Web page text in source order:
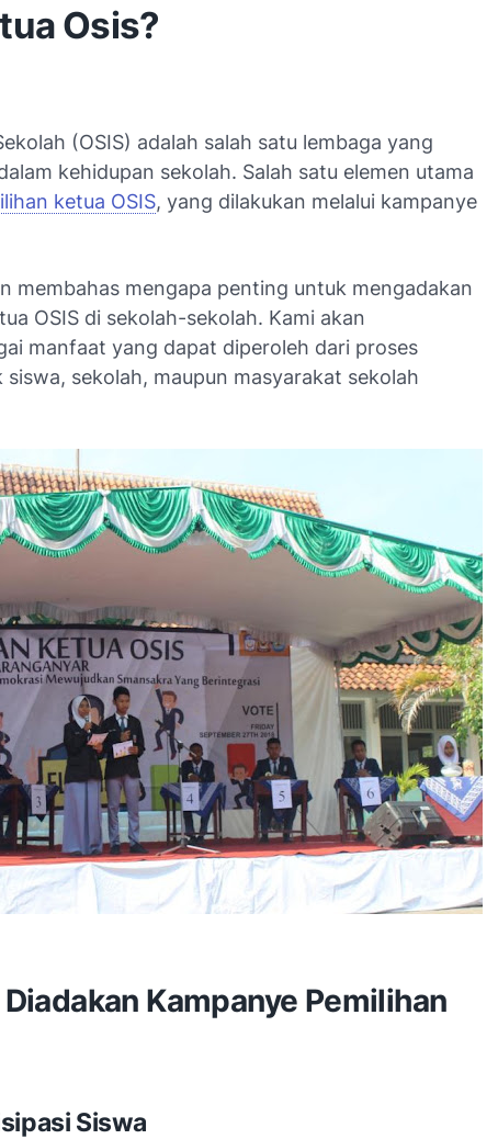
Osis?
(OSIS) adalah salah satu lembaga yang
kehidupan sekolah. Salah satu elemen utama
ketua OSIS, yang dilakukan melalui kampanye
membahas mengapa penting untuk mengadakan
OSIS di sekolah-sekolah. Kami akan
manfaat yang dapat diperoleh dari proses
sekolah, maupun masyarakat sekolah
Kampanye Pemilihan
Siswa